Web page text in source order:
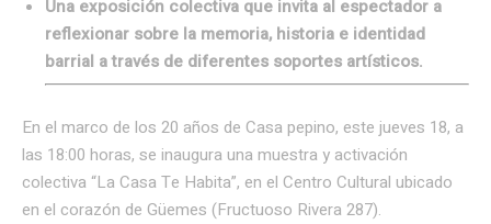
Una exposición colectiva que invita al espectador a
reflexionar sobre la memoria, historia e identidad
barrial a través de diferentes soportes artísticos.
En el marco de los 20 años de Casa pepino, este jueves 18, a
las 18:00 horas, se inaugura una muestra y activación
colectiva “La Casa Te Habita”, en el Centro Cultural ubicado
en el corazón de Güemes (Fructuoso Rivera 287).